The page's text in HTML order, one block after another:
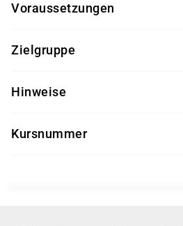
Voraussetzungen
Abschluss der folgenden
oder gleichwertige
Working with Time
Zielgruppe
Users / Analysts
Hinweise
Der Kurs ist für Splunk
Kursnummer